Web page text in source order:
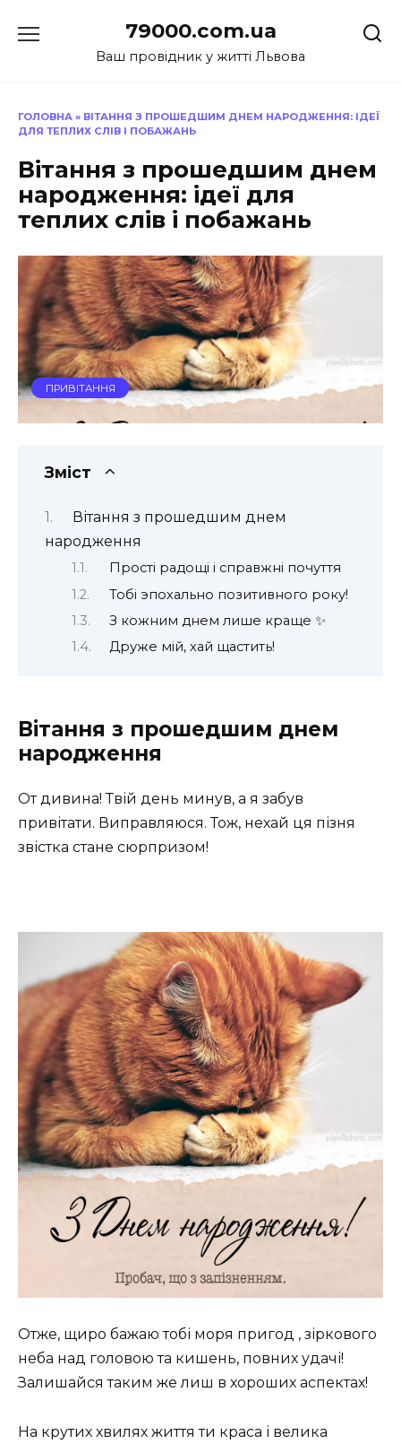
до
79000.com.ua
Ваш провідник у житті Львова
ГОЛОВНА » ВІТАННЯ З ПРОШЕДШИМ ДНЕМ НАРОДЖЕННЯ: ІДЕЇ
ДЛЯ ТЕПЛИХ СЛІВ І ПОБАЖАНЬ
Вітання з прошедшим днем
народження: ідеї для
теплих слів і побажань
ПРИВІТАННЯ
Зміст
Вітання з прошедшим днем
народження
Прості радощі і справжні почуття
Тобі эпохально позитивного року!
З кожним днем лише краще ✨
Друже мій, хай щастить!
Вітання з прошедшим днем
народження
От дивина! Твій день минув, а я забув
привітати. Виправляюся. Тож, нехай ця пізня
звістка стане сюрпризом!
Отже, щиро бажаю тобі моря пригод , зіркового
неба над головою та кишень, повних удачі!
Залишайся таким же лиш в хороших аспектах!
На крутих хвилях життя ти краса і велика